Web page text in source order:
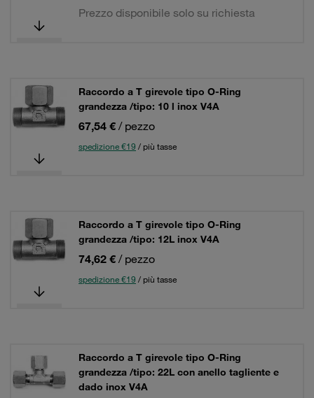
Prezzo disponibile solo su richiesta
Raccordo a T girevole tipo O-Ring
grandezza /tipo: 10 l inox V4A
67,54 € / pezzo
spedizione €19 / più tasse
Raccordo a T girevole tipo O-Ring
grandezza /tipo: 12L inox V4A
74,62 € / pezzo
spedizione €19 / più tasse
Raccordo a T girevole tipo O-Ring
grandezza /tipo: 22L con anello tagliente e
dado inox V4A